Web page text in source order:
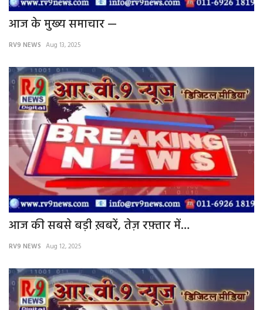
YouTube
वीडियो
गैलरी
अंतरराष्ट्रीय
राजनीति
मौसम समाचार
दिल्ली
उत्तर प्रदेश
व्यापार/रोजगार
आज के मुख्य समाचार —
RV9 NEWS Aug 13, 2025
आज की सबसे बड़ी ख़बरें, तेज़ रफ़्तार में…
RV9 NEWS Aug 12, 2025